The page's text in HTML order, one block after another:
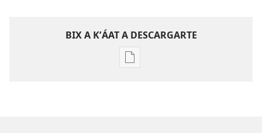
BIX A KʼÁAT A DESCARGARTE
Bix